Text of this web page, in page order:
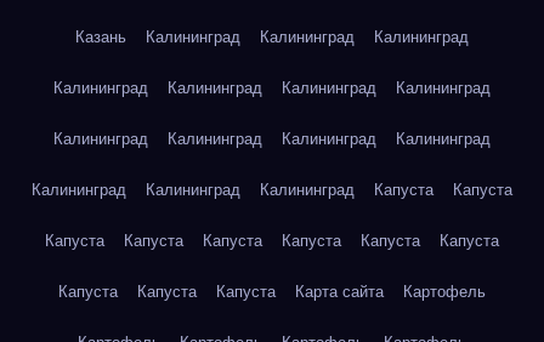
Казань Калининград Калининград Калининград
Калининград Калининград Калининград Калининград
Калининград Калининград Калининград Калининград
Калининград Калининград Калининград Капуста Капуста
Капуста Капуста Капуста Капуста Капуста Капуста
Капуста Капуста Капуста Карта сайта Картофель